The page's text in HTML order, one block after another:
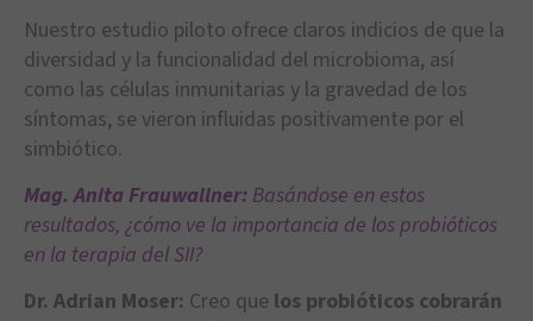
Nuestro estudio piloto ofrece claros indicios de que la
diversidad y la funcionalidad del microbioma, así
como las células inmunitarias y la gravedad de los
síntomas, se vieron influidas positivamente por el
simbiótico.
Mag. Anita Frauwallner: Basándose en estos
resultados, ¿cómo ve la importancia de los probióticos
en la terapia del SII?
Dr. Adrian Moser: Creo que los probióticos cobrarán